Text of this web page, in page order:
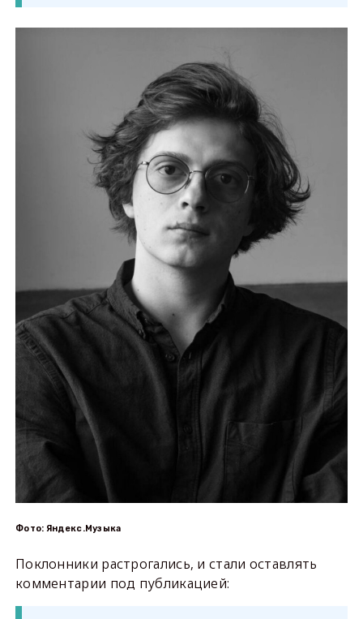
Фото: Яндекс.Музыка
Поклонники растрогались, и стали оставлять
комментарии под публикацией: